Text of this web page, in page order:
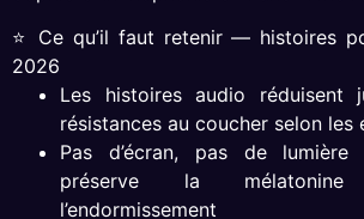
⭐ Ce qu’il faut retenir — histoires
2026
Les histoires audio réduisent
résistances au coucher selon les
Pas d’écran, pas de
préserve la
l’endormissement